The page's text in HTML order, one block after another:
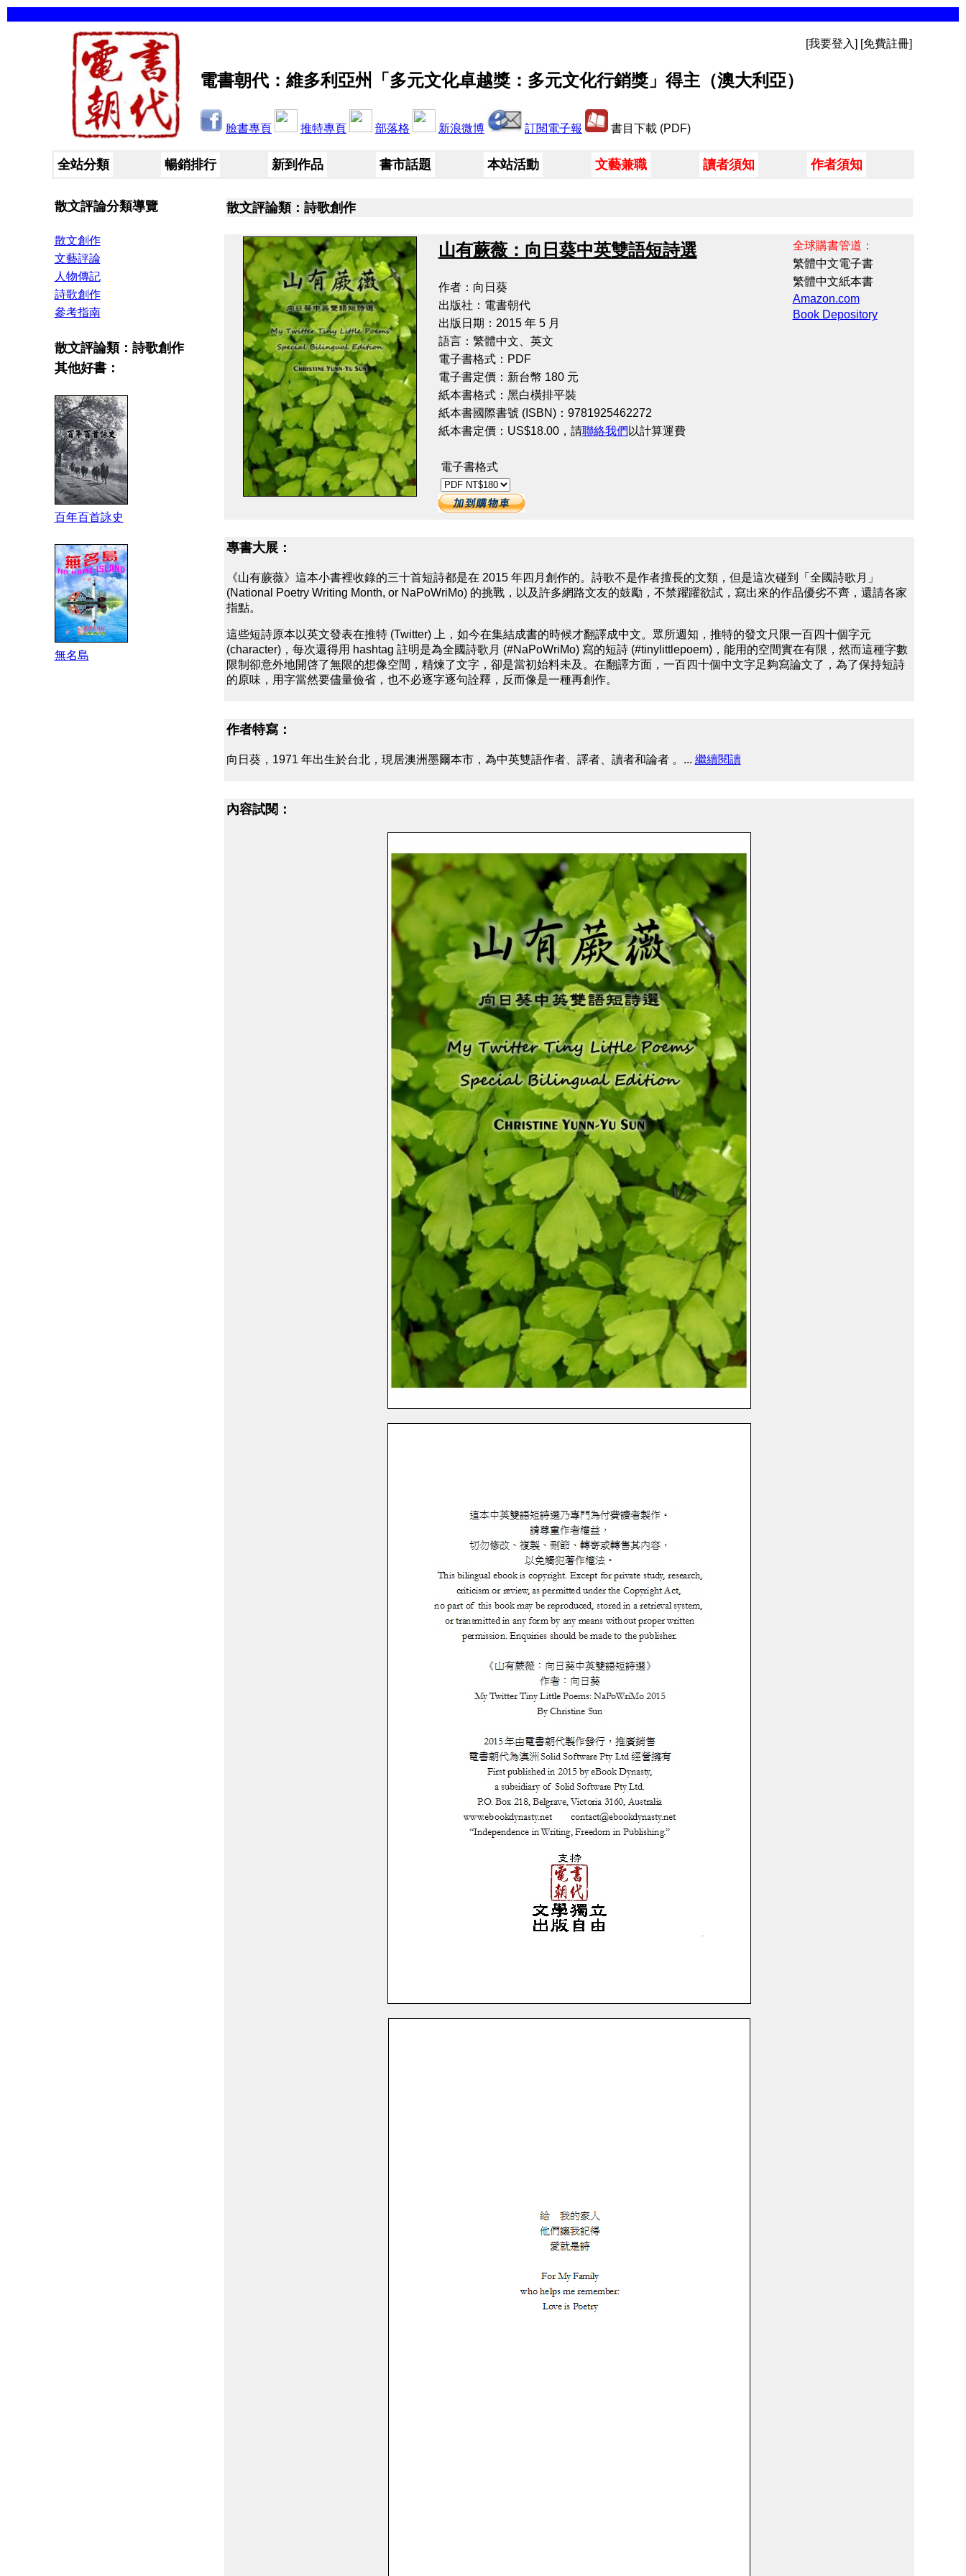
[我要登入] [免費註冊]
電書朝代：維多利亞州「多元文化卓越獎：多元文化行銷獎」得主（澳大利亞）
臉書專頁 推特專頁 部落格 新浪微博 訂閱電子報 書目下載 (PDF)
全站分類 暢銷排行 新到作品 書市話題 本站活動 文藝兼職 讀者須知 作者須知
散文評論分類導覽
散文創作
文藝評論
人物傳記
詩歌創作
參考指南
散文評論類：詩歌創作
其他好書：
百年百首詠史
無名島
散文評論類：詩歌創作
山有蕨薇：向日葵中英雙語短詩選
作者：向日葵
出版社：電書朝代
出版日期：2015 年 5 月
語言：繁體中文、英文
電子書格式：PDF
電子書定價：新台幣 180 元
紙本書格式：黑白橫排平裝
紙本書國際書號 (ISBN)：9781925462272
紙本書定價：US$18.00，請聯絡我們 以計算運費
電子書格式
全球購書管道：
繁體中文電子書
繁體中文紙本書
Amazon.com
Book Depository
專書大展：
《山有蕨薇》這本小書裡收錄的三十首短詩都是在 2015 年四月創作的。詩歌不是作者擅長的文類，但是這次碰到「全國詩歌月」
(National Poetry Writing Month, or NaPoWriMo) 的挑戰，以及許多網路文友的鼓勵，不禁躍躍欲試，寫出來的作品優劣不齊，還請各家
指點。
這些短詩原本以英文發表在推特 (Twitter) 上，如今在集結成書的時候才翻譯成中文。眾所週知，推特的發文只限一百四十個字元
(character)，每次還得用 hashtag 註明是為全國詩歌月 (#NaPoWriMo) 寫的短詩 (#tinylittlepoem)，能用的空間實在有限，然而這種字數
限制卻意外地開啓了無限的想像空間，精煉了文字，卻是當初始料未及。在翻譯方面，一百四十個中文字足夠寫論文了，為了保持短詩
的原味，用字當然要儘量儉省，也不必逐字逐句詮釋，反而像是一種再創作。
作者特寫：
向日葵，1971 年出生於台北，現居澳洲墨爾本市，為中英雙語作者、譯者、讀者和論者 。... 繼續閱讀
內容試閱：